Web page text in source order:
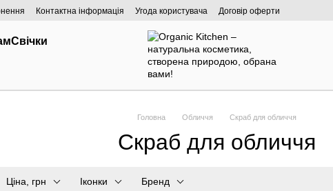
Контактна інформація Угода користувача Договір оферти
Свічки
Головна Обличчя Скраб для обличчя
Скраб для обличчя
Ціна, грн Іконки Бренд